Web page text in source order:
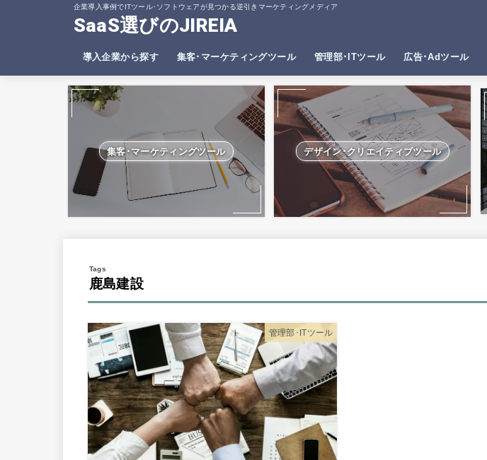
企業導入事例でITツール･ソフトウェアが見つかる逆引きマーケティングメディア
SaaS選びのJIREIA
導入企業から探す 集客･マーケティングツール
SEO分析ツール
ヒートマップツール
管理部･ITツール 広告･Adツール
集客･マーケティングツール デザイン･クリエイティブツール
鹿島建設
管理部･ITツール